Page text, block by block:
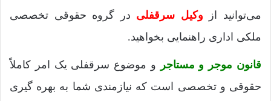
می‌توانید از وکیل سرقفلی در گروه حقوقی تخصصی
ملکی اداری راهنمایی بخواهید.
قانون موجر و مستاجر
و موضوع سرقفلی یک امر کاملاً
حقوقی و تخصصی است که نیازمندی شما به بهره گیری